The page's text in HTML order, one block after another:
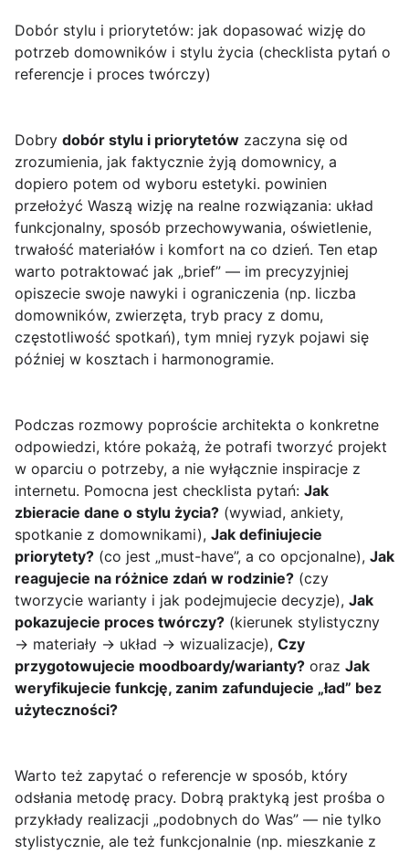
Dobór stylu i priorytetów: jak dopasować wizję do
potrzeb domowników i stylu życia (checklista pytań o
referencje i proces twórczy)
Dobry dobór stylu i priorytetów zaczyna się od
zrozumienia, jak faktycznie żyją domownicy, a
dopiero potem od wyboru estetyki. powinien
przełożyć Waszą wizję na realne rozwiązania: układ
funkcjonalny, sposób przechowywania, oświetlenie,
trwałość materiałów i komfort na co dzień. Ten etap
warto potraktować jak „brief” — im precyzyjniej
opiszecie swoje nawyki i ograniczenia (np. liczba
domowników, zwierzęta, tryb pracy z domu,
częstotliwość spotkań), tym mniej ryzyk pojawi się
później w kosztach i harmonogramie.
Podczas rozmowy poproście architekta o konkretne
odpowiedzi, które pokażą, że potrafi tworzyć projekt
w oparciu o potrzeby, a nie wyłącznie inspiracje z
internetu. Pomocna jest checklista pytań: Jak
zbieracie dane o stylu życia? (wywiad, ankiety,
spotkanie z domownikami), Jak definiujecie
priorytety? (co jest „must-have”, a co opcjonalne), Jak
reagujecie na różnice zdań w rodzinie? (czy
tworzycie warianty i jak podejmujecie decyzje), Jak
pokazujecie proces twórczy? (kierunek stylistyczny
→ materiały → układ → wizualizacje), Czy
przygotowujecie moodboardy/warianty? oraz Jak
weryfikujecie funkcję, zanim zafundujecie „ład” bez
użyteczności?
Warto też zapytać o referencje w sposób, który
odsłania metodę pracy. Dobrą praktyką jest prośba o
przykłady realizacji „podobnych do Was” — nie tylko
stylistycznie, ale też funkcjonalnie (np. mieszkanie z